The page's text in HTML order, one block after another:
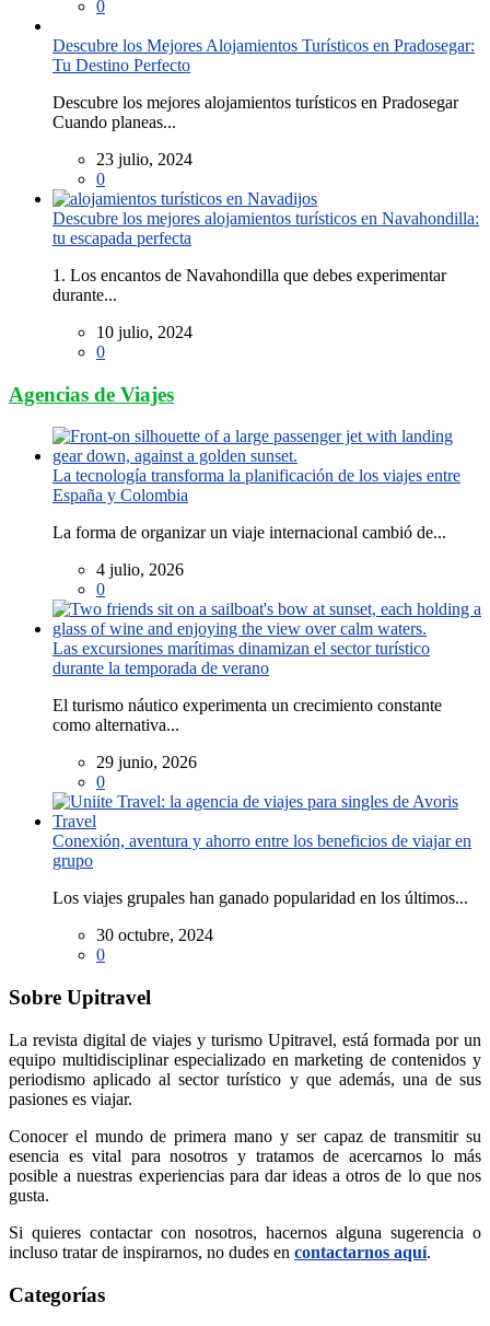
0
Descubre los Mejores Alojamientos Turísticos en Pradosegar:
Tu Destino Perfecto
Descubre los mejores alojamientos turísticos en Pradosegar
Cuando planeas...
23 julio, 2024
0
Descubre los mejores alojamientos turísticos en Navahondilla:
tu escapada perfecta
1. Los encantos de Navahondilla que debes experimentar
durante...
10 julio, 2024
0
Agencias de Viajes
La tecnología transforma la planificación de los viajes entre
España y Colombia
La forma de organizar un viaje internacional cambió de...
4 julio, 2026
0
Las excursiones marítimas dinamizan el sector turístico
durante la temporada de verano
El turismo náutico experimenta un crecimiento constante
como alternativa...
29 junio, 2026
0
Conexión, aventura y ahorro entre los beneficios de viajar en
grupo
Los viajes grupales han ganado popularidad en los últimos...
30 octubre, 2024
0
Sobre Upitravel
La revista digital de viajes y turismo Upitravel, está formada por un
equipo multidisciplinar especializado en marketing de contenidos y
periodismo aplicado al sector turístico y que además, una de sus
pasiones es viajar.
Conocer el mundo de primera mano y ser capaz de transmitir su
esencia es vital para nosotros y tratamos de acercarnos lo más
posible a nuestras experiencias para dar ideas a otros de lo que nos
gusta.
Si quieres contactar con nosotros, hacernos alguna sugerencia o
incluso tratar de inspirarnos, no dudes en contactarnos aquí.
Categorías